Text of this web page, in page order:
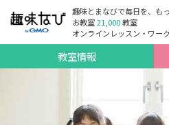
趣味とまなびで毎日を、も
お教室21,000教室
オンラインレッスン・ワー
教室情報